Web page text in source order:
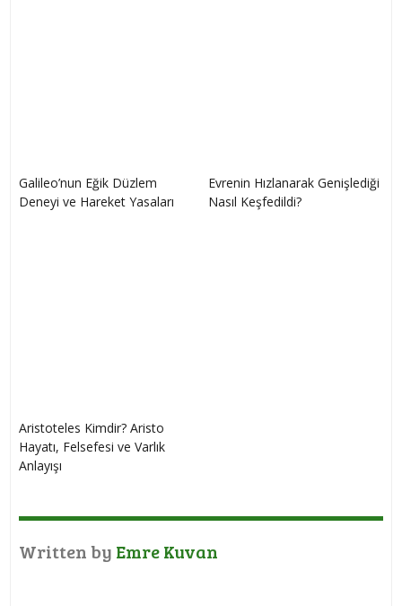
Galileo’nun Eğik Düzlem
Deneyi ve Hareket Yasaları
Evrenin Hızlanarak Genişlediği
Nasıl Keşfedildi?
Aristoteles Kimdir? Aristo
Hayatı, Felsefesi ve Varlık
Anlayışı
Written by Emre Kuvan